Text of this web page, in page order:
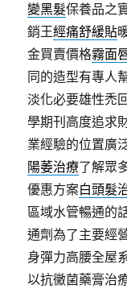
變黑髮保養品之
銷王經痛舒緩貼
金買賣價格霧面
同的造型有專人
淡化必要雄性禿
學期刊高度追求
業經驗的位置廣
陽萎治療了解眾
優惠方案白頭髮
區域水管暢通的
通劑為了主要經
身彈力高腰全屋
以抗黴菌藥膏治